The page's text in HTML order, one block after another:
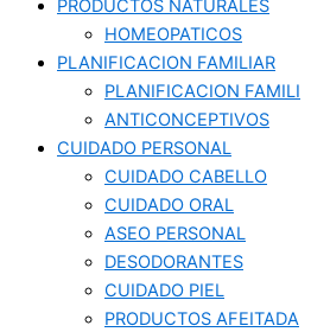
PRODUCTOS NATURALES
HOMEOPATICOS
PLANIFICACION FAMILIAR
PLANIFICACION FAMILI
ANTICONCEPTIVOS
CUIDADO PERSONAL
CUIDADO CABELLO
CUIDADO ORAL
ASEO PERSONAL
DESODORANTES
CUIDADO PIEL
PRODUCTOS AFEITADA